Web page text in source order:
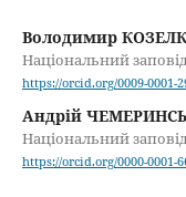
Володимир
Національний
https://orcid.org/0009-0001-
Андрій
Національний
https://orcid.org/0000-0001-